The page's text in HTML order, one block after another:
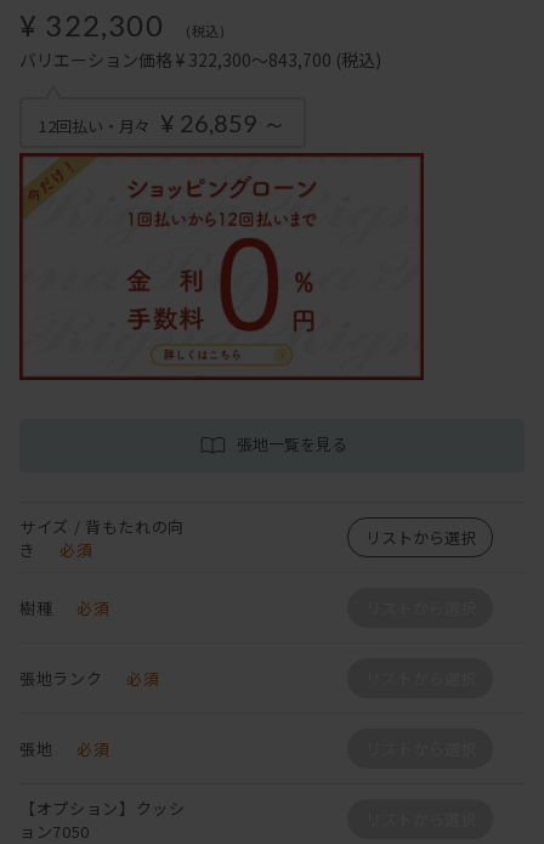
¥ 322,300 (税込)
バリエーション価格 ¥ 322,300～843,700 (税込)
12回払い・月々 ¥ 26,859 ～
張地一覧を見る
サイズ / 背もたれの向
き
必須 リストから選択
樹種 必須
張地ランク 必須
張地 必須
【オプション】クッシ
ョン7050